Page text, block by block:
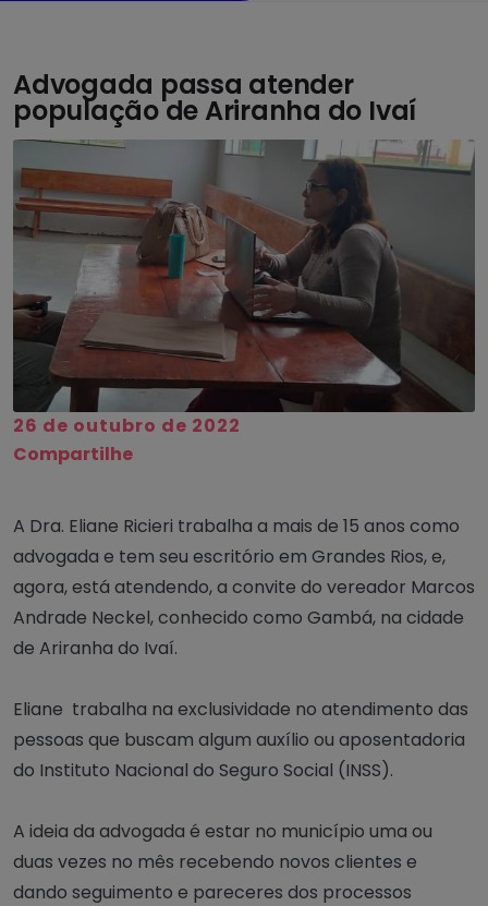
Advogada passa atender
população de Ariranha do Ivaí
26 de outubro de 2022
Compartilhe
A Dra. Eliane Ricieri trabalha a mais de 15 anos como
advogada e tem seu escritório em Grandes Rios, e,
agora, está atendendo, a convite do vereador Marcos
Andrade Neckel, conhecido como Gambá, na cidade
de Ariranha do Ivaí.
Eliane trabalha na exclusividade no atendimento das
pessoas que buscam algum auxílio ou aposentadoria
do Instituto Nacional do Seguro Social (INSS).
A ideia da advogada é estar no município uma ou
duas vezes no mês recebendo novos clientes e
dando seguimento e pareceres dos processos